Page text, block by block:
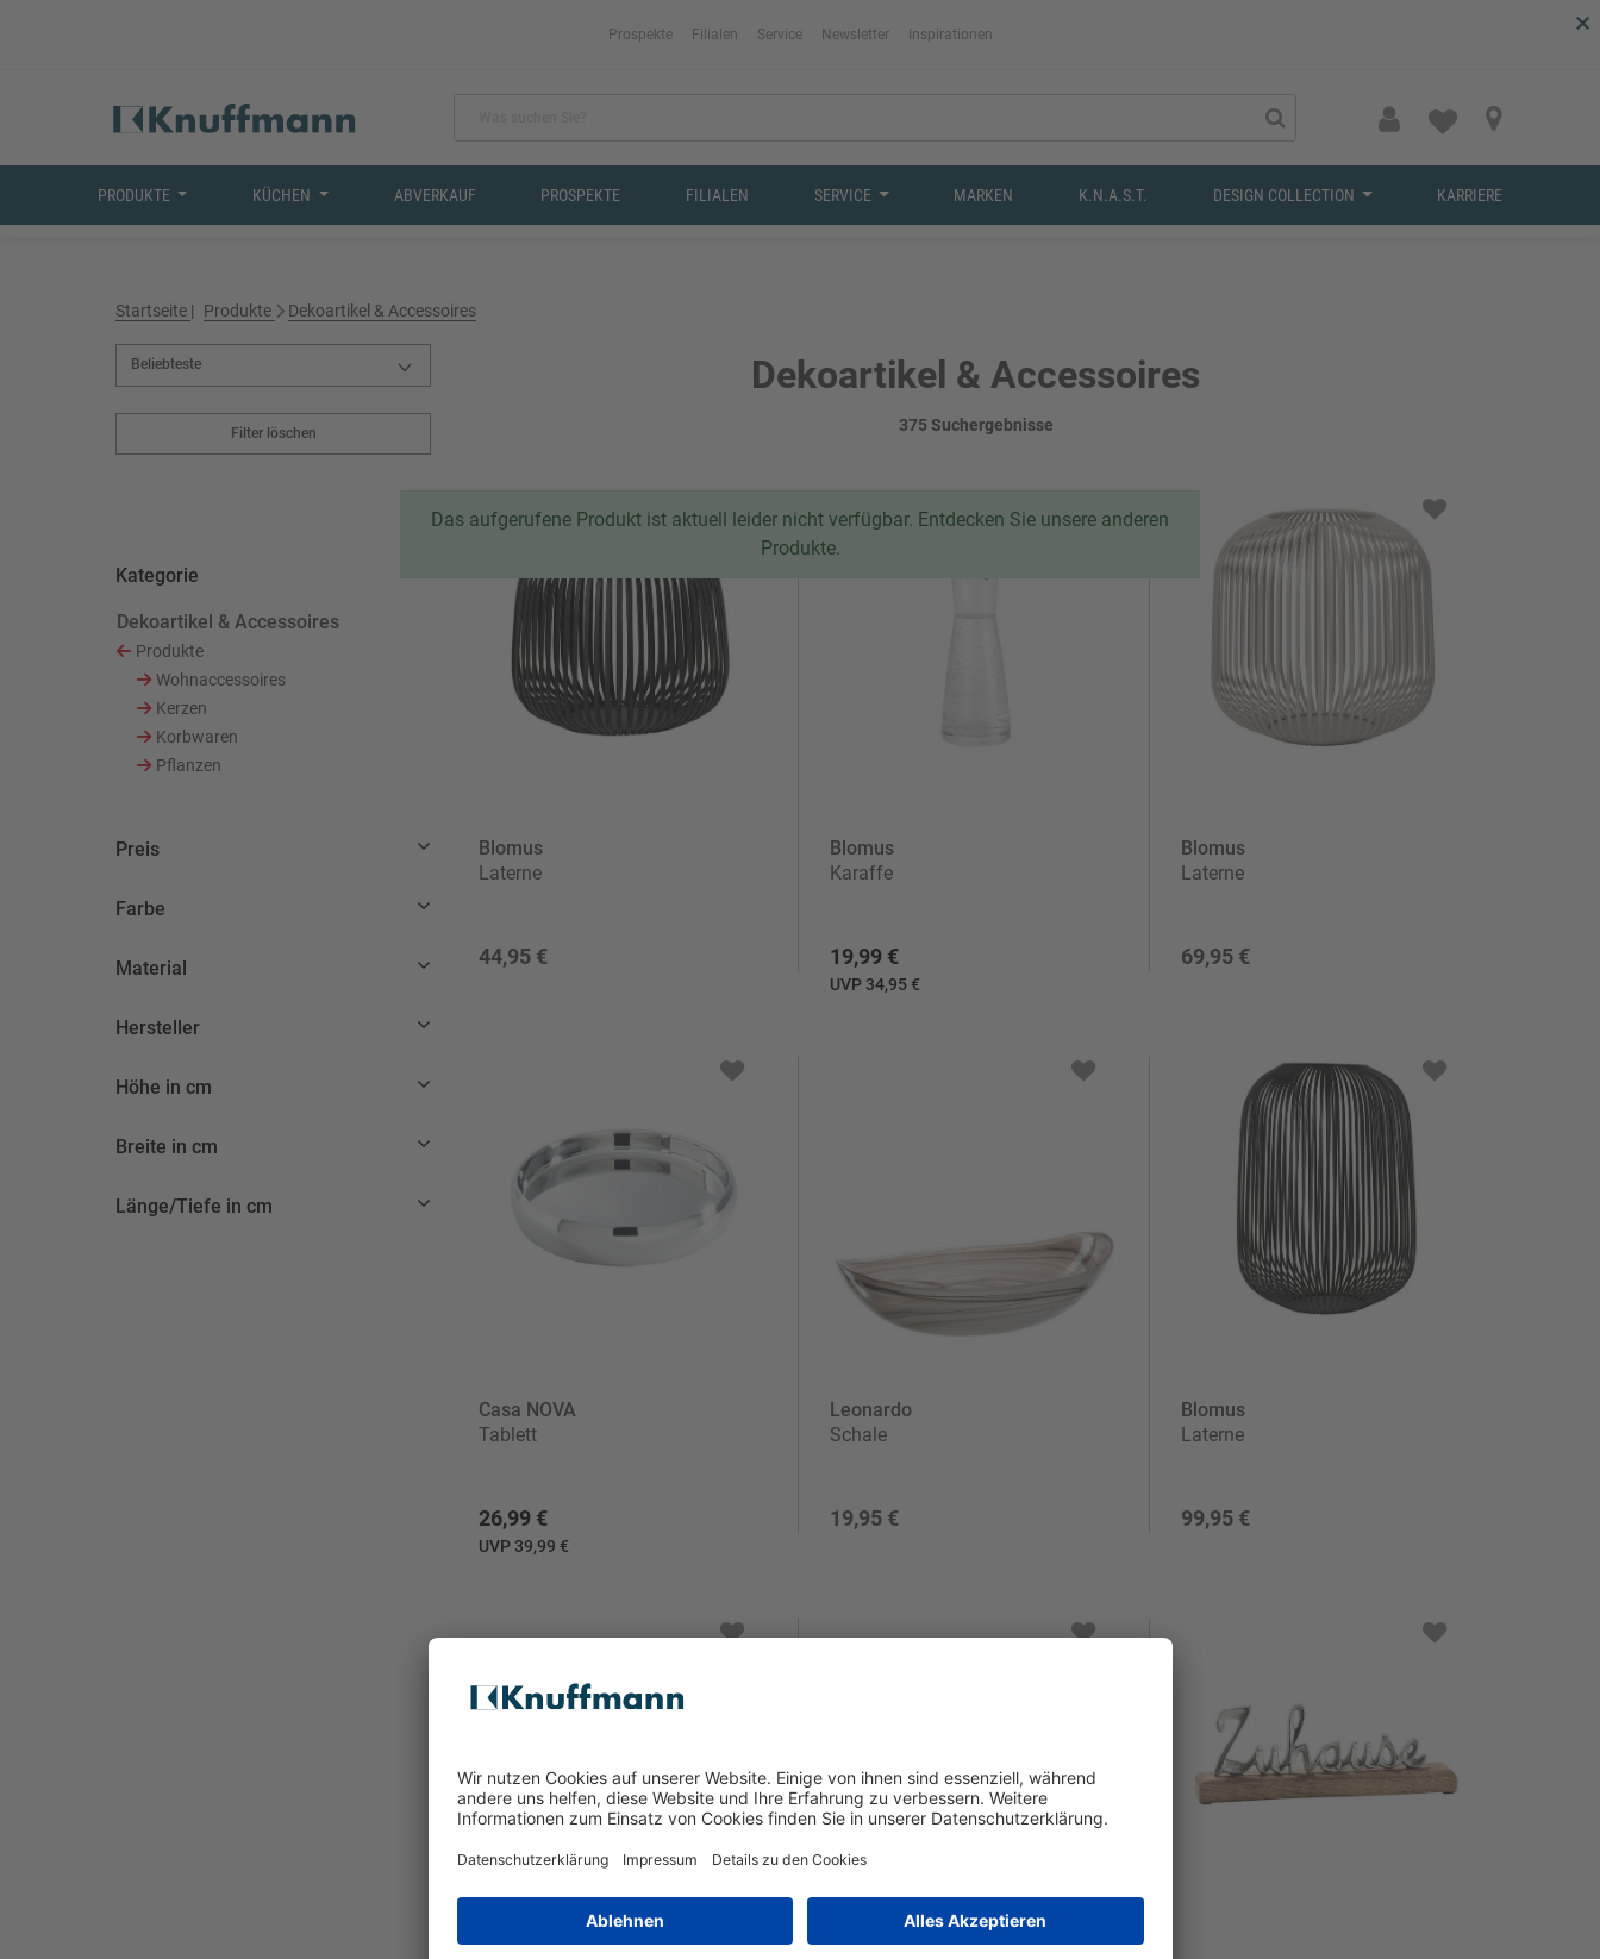
×
Prospekte Filialen Service Newsletter Inspirationen
PRODUKTE KÜCHEN ABVERKAUF PROSPEKTE FILIALEN SERVICE MARKEN K.N.A.S.T. DESIGN COLLECTION KARRIERE
Startseite Produkte Dekoartikel & Accessoires
Dekoartikel & Accessoires
Filter löschen
Kategorie
Dekoartikel & Accessoires
Ausgewählt Derzeit verfeinert von Kategorie: Dekoartikel & Accessoires
Produkte
Sortieren nach Kategorie: Produkte
Wohnaccessoires
Sortieren nach Kategorie: Wohnaccessoires
Kerzen
Sortieren nach Kategorie: Kerzen
Korbwaren
Sortieren nach Kategorie: Korbwaren
Pflanzen
Preis
Farbe
Material
Hersteller
Höhe in cm
Breite in cm
Länge/Tiefe in cm
375 Suchergebnisse
Blomus
Laterne
44,95 €
Blomus
Karaffe
19,99 €
UVP 34,95 €
Blomus
Laterne
69,95 €
Casa NOVA
Tablett
26,99 €
UVP 39,99 €
Leonardo
Schale
19,95 €
Blomus
Laterne
99,95 €
Das aufgerufene Produkt ist aktuell leider nicht verfügbar. Entdecken Sie unsere anderen
Produkte.